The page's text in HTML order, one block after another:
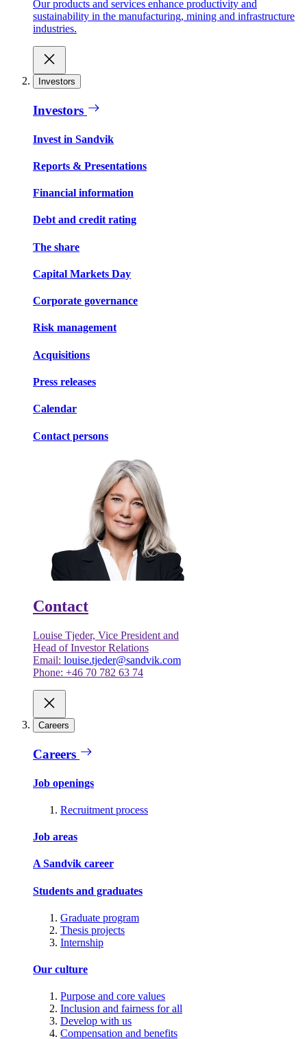
Our products and services enhance productivity and
sustainability in the manufacturing, mining and infrastructure
industries.
Investors
Investors
Invest in Sandvik
Reports & Presentations
Financial information
Debt and credit rating
The share
Capital Markets Day
Corporate governance
Risk management
Acquisitions
Press releases
Calendar
Contact persons
Contact
Louise Tjeder, Vice President and
Head of Investor Relations
Email: louise.tjeder@sandvik.com
Phone: +46 70 782 63 74
Careers
Careers
Job openings
Recruitment process
Job areas
A Sandvik career
Students and graduates
Graduate program
Thesis projects
Internship
Our culture
Purpose and core values
Inclusion and fairness for all
Develop with us
Compensation and benefits